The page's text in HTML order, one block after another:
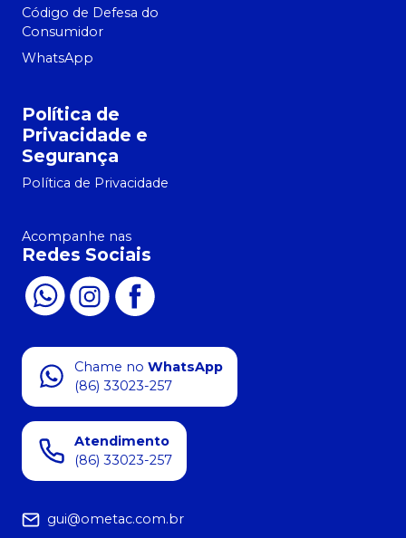
Código de Defesa do
Consumidor
WhatsApp
Política de
Privacidade e
Segurança
Política de Privacidade
Acompanhe nas
Redes Sociais
Chame no WhatsApp
(86) 33023-257
Atendimento
(86) 33023-257
gui@ometac.com.br